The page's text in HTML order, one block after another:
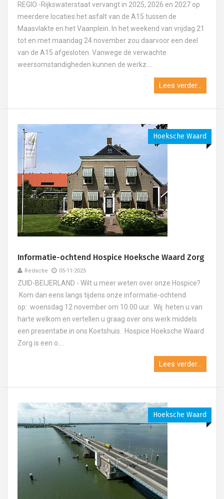
REGIO -Rijkswaterstaat vervangt in 2025, 2026 en 2027 op
meerdere locaties het asfalt van de A15 tussen de
Maasvlakte en het Vaanplein. In het weekend van vrijdag 21
tot en met maandag 24 november zou daarvoor een deel
van de A15 afgesloten. Vanwege de verwachte
weersomstandigheden kunnen de werkz....
Lees verder...
Hoeksche Waard
Informatie-ochtend Hospice Hoeksche Waard Zorg
Redactie 05-11-2025
ZUID-BEIJERLAND - Wilt u meer weten over onze Hospice?
Kom dan eens langs tijdens onze informatie-ochtend
op: woensdag 12 november om 10.00 uur. Wij heten u van
harte welkom en vertellen u graag over ons werk middels
een presentatie in ons Koetshuis. Hospice Hoeksche Waard
Zorg is een o....
Lees verder...
Hoeksche Waard